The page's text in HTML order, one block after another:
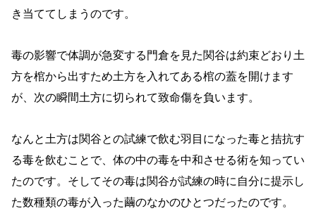
き当ててしまうのです。
毒の影響で体調が急変する門倉を見た関谷は約束どおり土
方を棺から出すため土方を入れてある棺の蓋を開けます
が、次の瞬間土方に切られて致命傷を負います。
なんと土方は関谷との試練で飲む羽目になった毒と拮抗す
る毒を飲むことで、体の中の毒を中和させる術を知ってい
たのです。そしてその毒は関谷が試練の時に自分に提示し
た数種類の毒が入った繭のなかのひとつだったのです。